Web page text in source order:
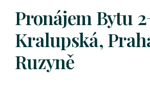
Pronájem Bytu
Kralupská,
Ruzyně